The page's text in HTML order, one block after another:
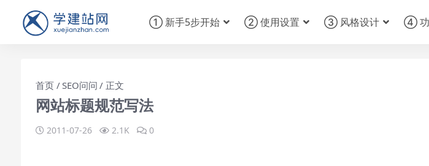
① 新手5步开始 ② 使用设置 ③ 风格设计 ④ 功
首页 SEO问问 正文
网站标题规范写法
2011-07-26 2.1K 0